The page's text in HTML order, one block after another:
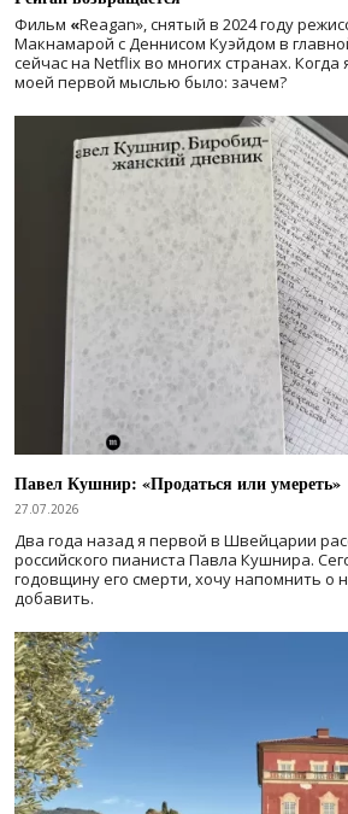
Фильм «Reagan», снятый в 2024 году
Макнамарой с Деннисом Куэйдом в
сейчас на Netflix во многих странах.
моей первой мыслью было: зачем?
Павел Кушнир: «Продаться или умереть»
27.07.2026
Два года назад я первой в Швейцарии
российского пианиста Павла Кушнира.
годовщину его смерти, хочу напомнить о
добавить.